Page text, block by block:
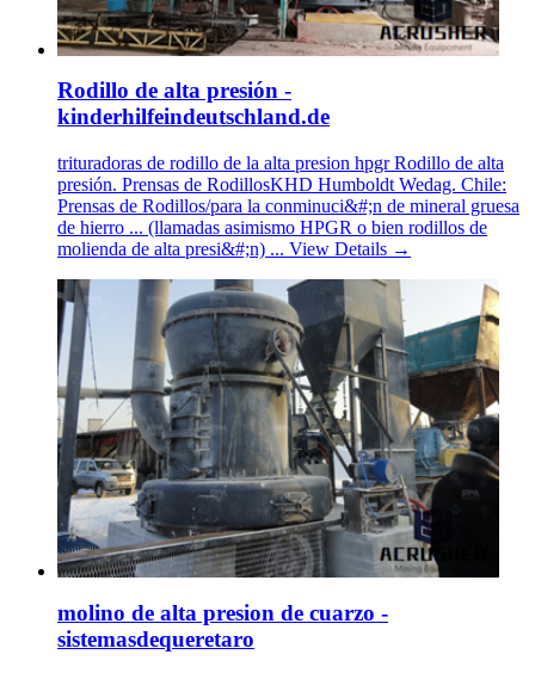
Rodillo de alta presión -
kinderhilfeindeutschland.de
trituradoras de rodillo de la alta presion hpgr Rodillo de alta
presión. Prensas de RodillosKHD Humboldt Wedag. Chile:
Prensas de Rodillos/para la conminuci&#;n de mineral gruesa
de hierro ... (llamadas asimismo HPGR o bien rodillos de
molienda de alta presi&#;n) ... View Details →
molino de alta presion de cuarzo -
sistemasdequeretaro